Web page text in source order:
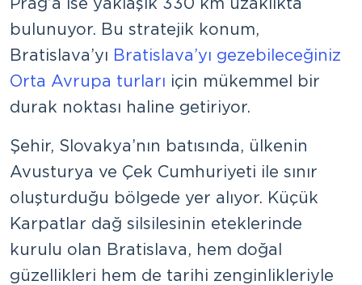
bulunuyor. Bu stratejik konum,
Bratislava’yı Bratislava’yı gezebileceğiniz
Orta Avrupa turları için mükemmel bir
durak noktası haline getiriyor.
Şehir, Slovakya’nın batısında, ülkenin
Avusturya ve Çek Cumhuriyeti ile sınır
oluşturduğu bölgede yer alıyor. Küçük
Karpatlar dağ silsilesinin eteklerinde
kurulu olan Bratislava, hem doğal
güzellikleri hem de tarihi zenginlikleriyle